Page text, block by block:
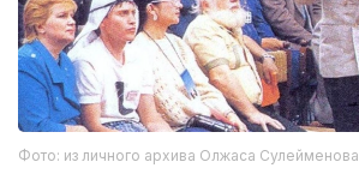
Фото: из личного архива Олжаса Сулейменова